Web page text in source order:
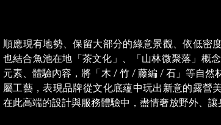
順應現有地勢、保留大部分的綠意景觀、依低密
也結合魚池在地「茶文化」、「山林微聚落」概
元素、體驗內容，將「木 / 竹 / 藤編 / 石」等自然
屬工藝，表現品牌從文化底蘊中玩出新意的露營
在此高端的設計與服務體驗中，盡情奢放野外、讓